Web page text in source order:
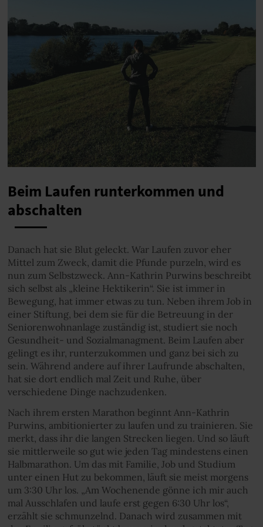
Beim Laufen runterkommen und
abschalten
Danach hat sie Blut geleckt. War Laufen zuvor eher
Mittel zum Zweck, damit die Pfunde purzeln, wird es
nun zum Selbstzweck. Ann-Kathrin Purwins beschreibt
sich selbst als „kleine Hektikerin“. Sie ist immer in
Bewegung, hat immer etwas zu tun. Neben ihrem Job in
einer Stiftung, bei dem sie für die Betreuung in der
Seniorenwohnanlage zuständig ist, studiert sie noch
Gesundheit- und Sozialmanagment. Beim Laufen aber
gelingt es ihr, runterzukommen und ganz bei sich zu
sein. Während andere auf ihrer Laufrunde abschalten,
hat sie dort endlich mal Zeit und Ruhe, über
verschiedene Dinge nachzudenken.
Nach ihrem ersten Marathon beginnt Ann-Kathrin
Purwins, ambitionierter zu laufen und zu trainieren. Sie
merkt, dass ihr die langen Strecken liegen. Und so läuft
sie mittlerweile so gut wie jeden Tag mindestens einen
Halbmarathon. Um das mit Familie, Job und Studium
unter einen Hut zu bekommen, läuft sie meist morgens
um 3:30 Uhr los. „Am Wochenende gönne ich mir auch
mal Ausschlafen und laufe erst gegen 6:30 Uhr los“,
erzählt sie schmunzelnd. Danach wird zusammen mit